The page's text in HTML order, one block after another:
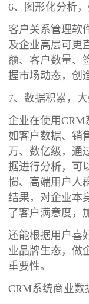
6、图形化分析
客户关系管理软
及企业高层可更
额、客户数量、
握市场动态，创
7、数据积累，
企业在使用CRM
如客户数据、销
万、数亿级，通
据进行分析，可
惯、高端用户人
结果，对企业本
了客户满意度，
还能根据用户喜
业品牌生态，做
重要性。
CRM系统商业数